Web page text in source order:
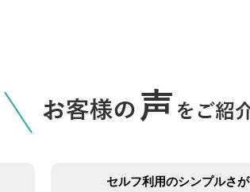
セルフ利用のシンプルさが